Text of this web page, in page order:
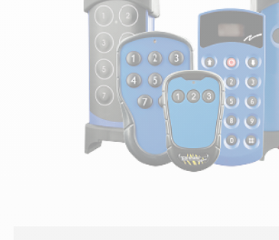
SCHMERSAL
IDEM SAFETY
Voir toutes les marques …
Nos outils et simulateurs
Téléchargement (Logiciels,
Formulaire sonde température
Convertisseur de pression